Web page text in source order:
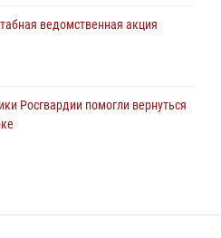
спецназа Росгвардии
обороте наркотиков
ведомственная акция
Росгвардии помогли вернуться